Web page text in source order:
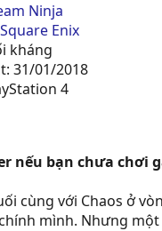
Ninja
Square Enix
kháng
31/01/2018
4
nếu bạn chưa chơi
cùng với Chaos ở
mình. Nhưng